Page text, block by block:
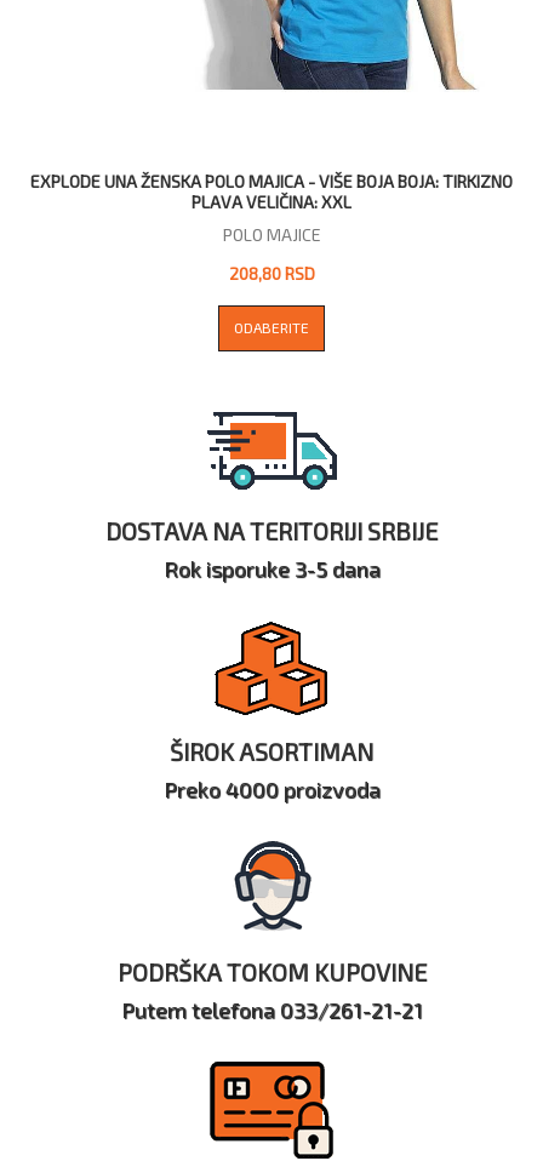
EXPLODE UNA ŽENSKA POLO MAJICA - VIŠE BOJA BOJA: TIRKIZNO
PLAVA VELIČINA: XXL
POLO MAJICE
208,80 RSD
ODABERITE
DOSTAVA NA TERITORIJI SRBIJE
Rok isporuke 3-5 dana
ŠIROK ASORTIMAN
Preko 4000 proizvoda
PODRŠKA TOKOM KUPOVINE
Putem telefona 033/261-21-21